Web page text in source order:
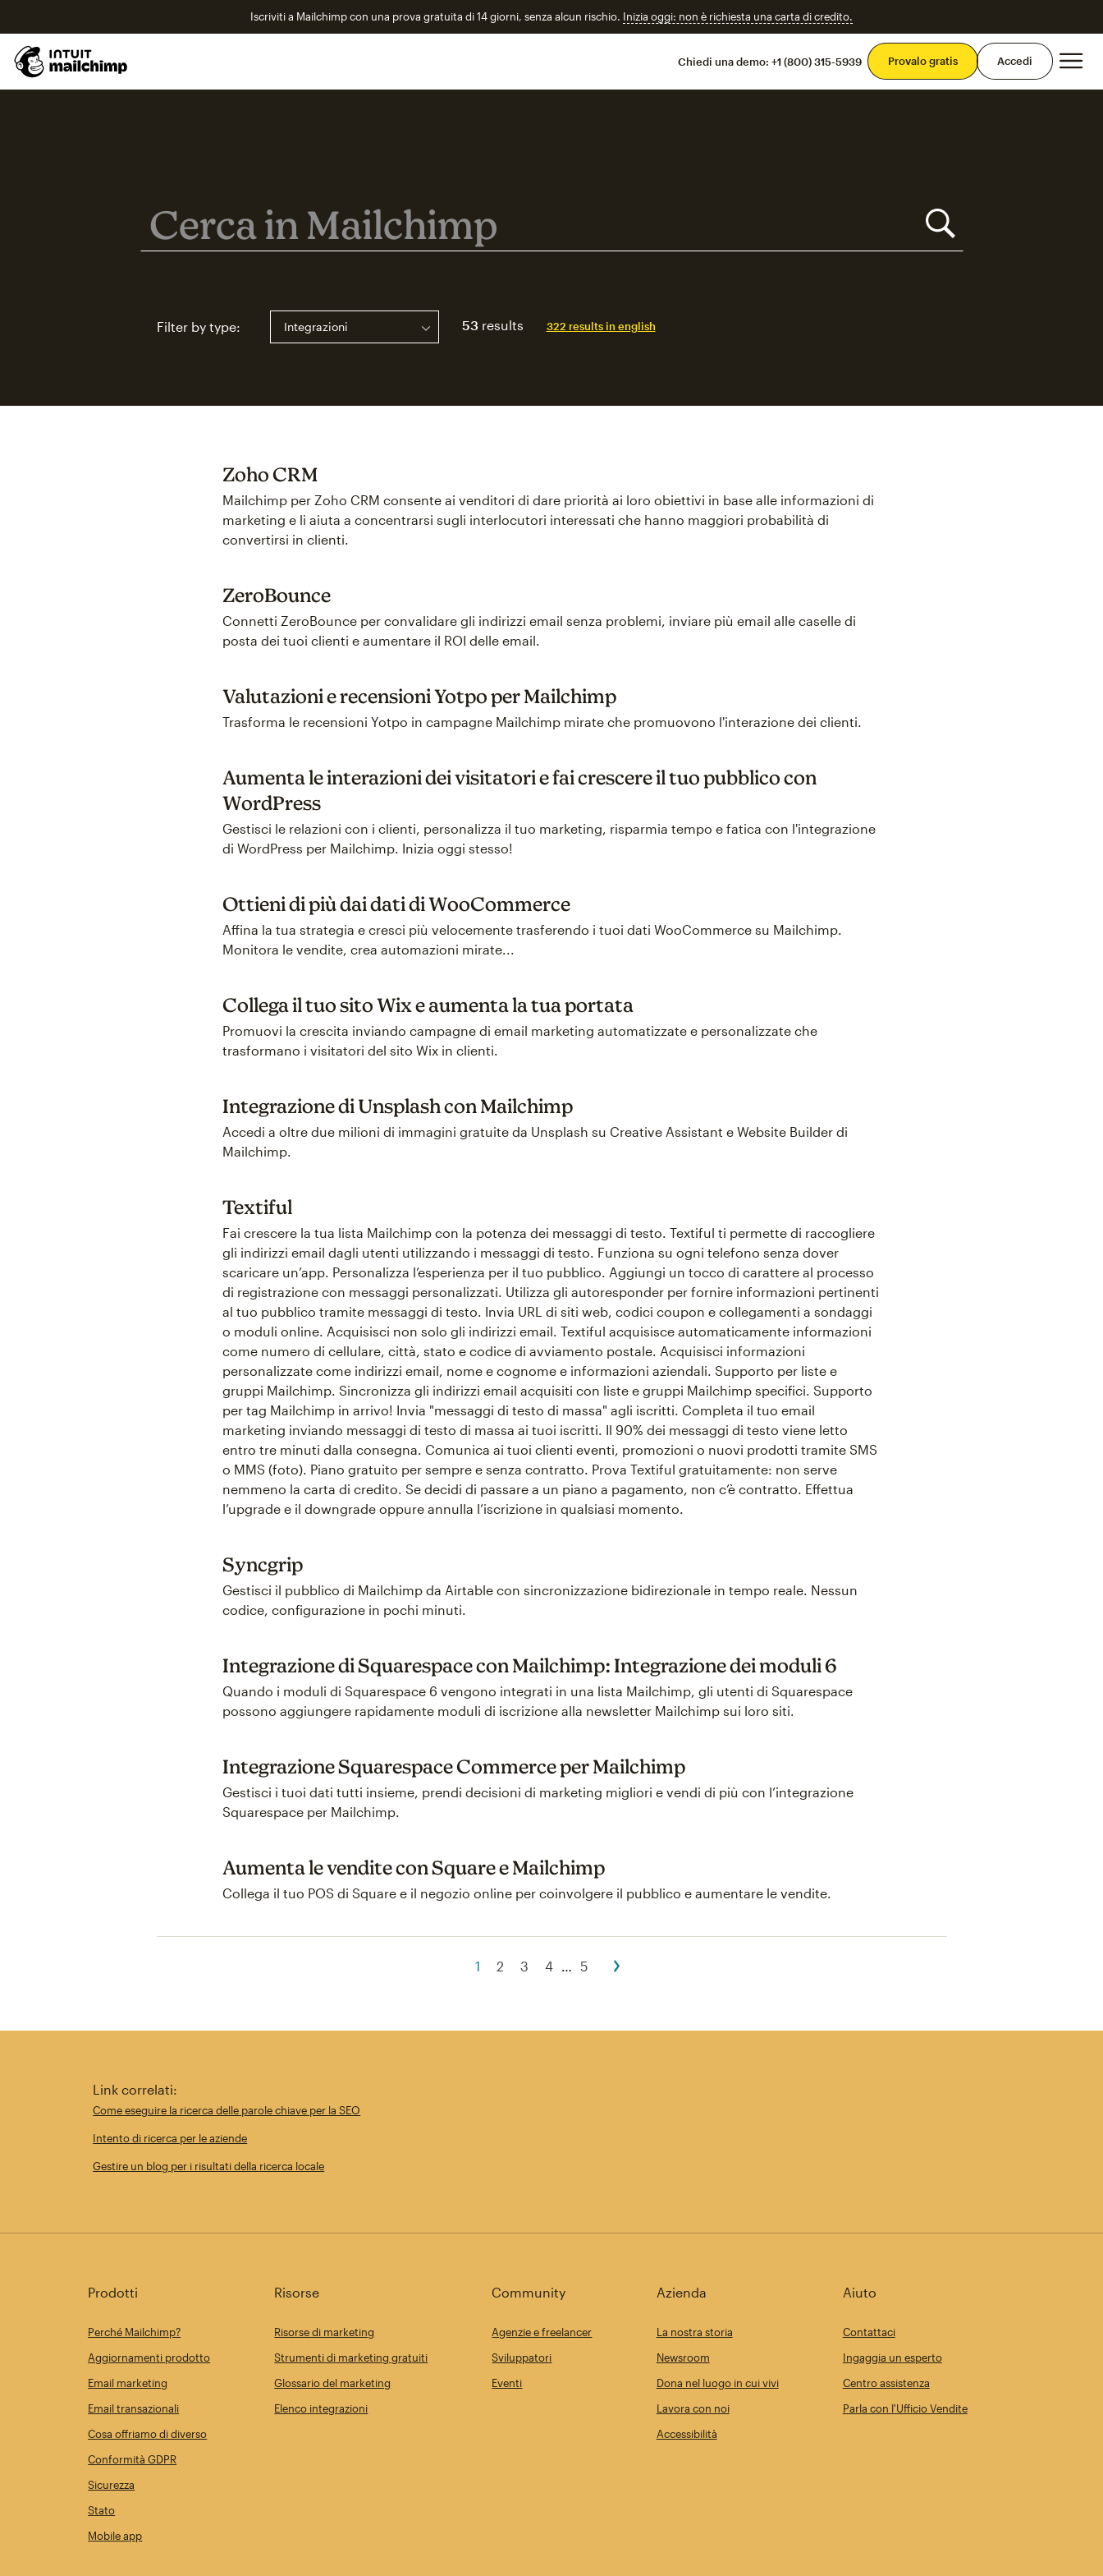
Iscriviti a Mailchimp con una prova gratuita di 14 giorni, senza alcun rischio. Inizia oggi: non è richiesta una carta di credito.
Chiedi una demo: +1 (800) 315-5939 Provalo gratis Accedi
Cerca in Mailchimp
Cerca in Mailchimp
Filter by type: 53 results 322 results in english
Zoho CRM
Mailchimp per Zoho CRM consente ai venditori di dare priorità ai loro obiettivi in base alle informazioni di
marketing e li aiuta a concentrarsi sugli interlocutori interessati che hanno maggiori probabilità di
convertirsi in clienti.
ZeroBounce
Connetti ZeroBounce per convalidare gli indirizzi email senza problemi, inviare più email alle caselle di
posta dei tuoi clienti e aumentare il ROI delle email.
Valutazioni e recensioni Yotpo per Mailchimp
Trasforma le recensioni Yotpo in campagne Mailchimp mirate che promuovono l'interazione dei clienti.
Aumenta le interazioni dei visitatori e fai crescere il tuo pubblico con
WordPress
Gestisci le relazioni con i clienti, personalizza il tuo marketing, risparmia tempo e fatica con l'integrazione
di WordPress per Mailchimp. Inizia oggi stesso!
Ottieni di più dai dati di WooCommerce
Affina la tua strategia e cresci più velocemente trasferendo i tuoi dati WooCommerce su Mailchimp.
Monitora le vendite, crea automazioni mirate...
Collega il tuo sito Wix e aumenta la tua portata
Promuovi la crescita inviando campagne di email marketing automatizzate e personalizzate che
trasformano i visitatori del sito Wix in clienti.
Integrazione di Unsplash con Mailchimp
Accedi a oltre due milioni di immagini gratuite da Unsplash su Creative Assistant e Website Builder di
Mailchimp.
Textiful
Fai crescere la tua lista Mailchimp con la potenza dei messaggi di testo. Textiful ti permette di raccogliere
gli indirizzi email dagli utenti utilizzando i messaggi di testo. Funziona su ogni telefono senza dover
scaricare un’app. Personalizza l’esperienza per il tuo pubblico. Aggiungi un tocco di carattere al processo
di registrazione con messaggi personalizzati. Utilizza gli autoresponder per fornire informazioni pertinenti
al tuo pubblico tramite messaggi di testo. Invia URL di siti web, codici coupon e collegamenti a sondaggi
o moduli online. Acquisisci non solo gli indirizzi email. Textiful acquisisce automaticamente informazioni
come numero di cellulare, città, stato e codice di avviamento postale. Acquisisci informazioni
personalizzate come indirizzi email, nome e cognome e informazioni aziendali. Supporto per liste e
gruppi Mailchimp. Sincronizza gli indirizzi email acquisiti con liste e gruppi Mailchimp specifici. Supporto
per tag Mailchimp in arrivo! Invia "messaggi di testo di massa" agli iscritti. Completa il tuo email
marketing inviando messaggi di testo di massa ai tuoi iscritti. Il 90% dei messaggi di testo viene letto
entro tre minuti dalla consegna. Comunica ai tuoi clienti eventi, promozioni o nuovi prodotti tramite SMS
o MMS (foto). Piano gratuito per sempre e senza contratto. Prova Textiful gratuitamente: non serve
nemmeno la carta di credito. Se decidi di passare a un piano a pagamento, non c’è contratto. Effettua
l’upgrade e il downgrade oppure annulla l’iscrizione in qualsiasi momento.
Syncgrip
Gestisci il pubblico di Mailchimp da Airtable con sincronizzazione bidirezionale in tempo reale. Nessun
codice, configurazione in pochi minuti.
Integrazione di Squarespace con Mailchimp: Integrazione dei moduli 6
Quando i moduli di Squarespace 6 vengono integrati in una lista Mailchimp, gli utenti di Squarespace
possono aggiungere rapidamente moduli di iscrizione alla newsletter Mailchimp sui loro siti.
Integrazione Squarespace Commerce per Mailchimp
Gestisci i tuoi dati tutti insieme, prendi decisioni di marketing migliori e vendi di più con l’integrazione
Squarespace per Mailchimp.
Aumenta le vendite con Square e Mailchimp
Collega il tuo POS di Square e il negozio online per coinvolgere il pubblico e aumentare le vendite.
1 2 3 4 5
Link correlati:
Come eseguire la ricerca delle parole chiave per la SEO
Intento di ricerca per le aziende
Gestire un blog per i risultati della ricerca locale
Prodotti
Perché Mailchimp?
Aggiornamenti prodotto
Email marketing
Email transazionali
Cosa offriamo di diverso
Conformità GDPR
Sicurezza
Stato
Mobile app
Risorse
Risorse di marketing
Strumenti di marketing gratuiti
Glossario del marketing
Elenco integrazioni
Community
Agenzie e freelancer
Sviluppatori
Eventi
Azienda
La nostra storia
Newsroom
Dona nel luogo in cui vivi
Lavora con noi
Accessibilità
Aiuto
Contattaci
Ingaggia un esperto
Centro assistenza
Parla con l'Ufficio Vendite